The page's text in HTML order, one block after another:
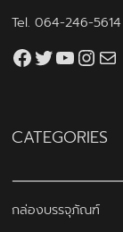
Tel.064-246-5614
Facebook
Twitter
CATEGORIES
กล่องบรรจุภัณฑ์